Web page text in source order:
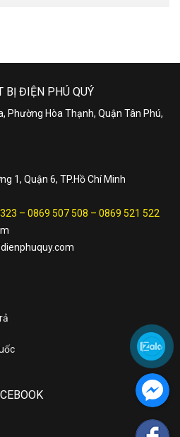
BỊ ĐIỆN PHÚ QUÝ
Phường Hòa Thạnh, Quận Tân Phú,
1, Quận 6, TP.Hồ Chí Minh
– 0869 507 508 – 0869 521 522